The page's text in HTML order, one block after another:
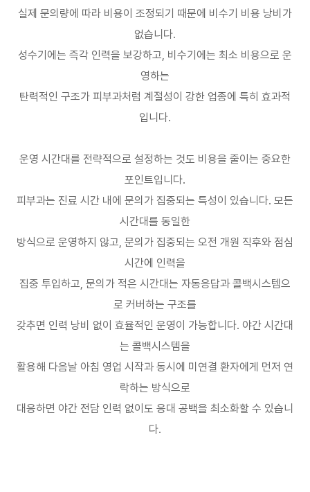
실제 문의량에 따라 비용이 조정되기 때문에 비수기 비용 낭비가
없습니다.
성수기에는 즉각 인력을 보강하고, 비수기에는 최소 비용으로 운
영하는
탄력적인 구조가 피부과처럼 계절성이 강한 업종에 특히 효과적
입니다.
운영 시간대를 전략적으로 설정하는 것도 비용을 줄이는 중요한
포인트입니다.
피부과는 진료 시간 내에 문의가 집중되는 특성이 있습니다. 모든
시간대를 동일한
방식으로 운영하지 않고, 문의가 집중되는 오전 개원 직후와 점심
시간에 인력을
집중 투입하고, 문의가 적은 시간대는 자동응답과 콜백시스템으
로 커버하는 구조를
갖추면 인력 낭비 없이 효율적인 운영이 가능합니다. 야간 시간대
는 콜백시스템을
활용해 다음날 아침 영업 시작과 동시에 미연결 환자에게 먼저 연
락하는 방식으로
대응하면 야간 전담 인력 없이도 응대 공백을 최소화할 수 있습니
다.